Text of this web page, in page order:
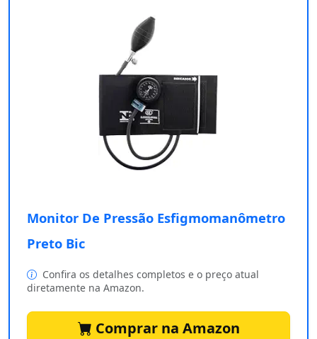
Monitor De Pressão Esfigmomanômetro
Preto Bic
Confira os detalhes completos e o preço atual
diretamente na Amazon.
Comprar na Amazon